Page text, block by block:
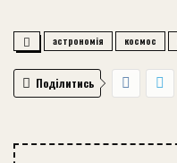
астрономія космос
Поділитись